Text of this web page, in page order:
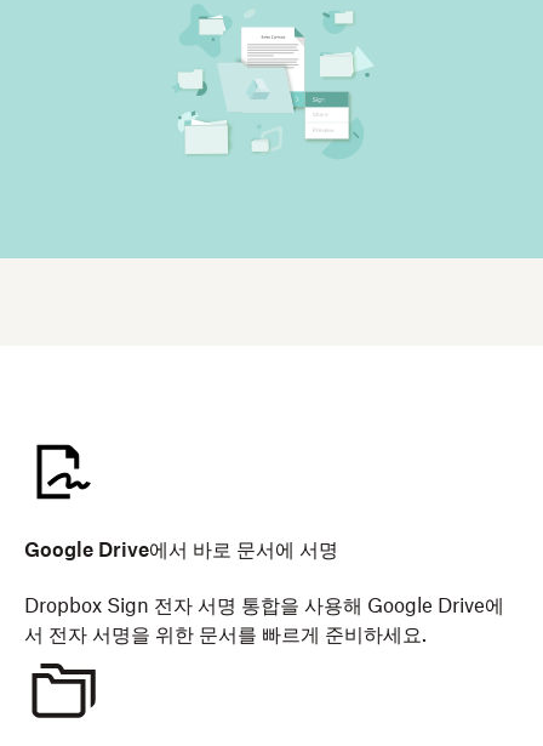
Google Drive에서 바로 문서에 서명
Dropbox Sign 전자 서명 통합을 사용해 Google Drive에
서 전자 서명을 위한 문서를 빠르게 준비하세요.